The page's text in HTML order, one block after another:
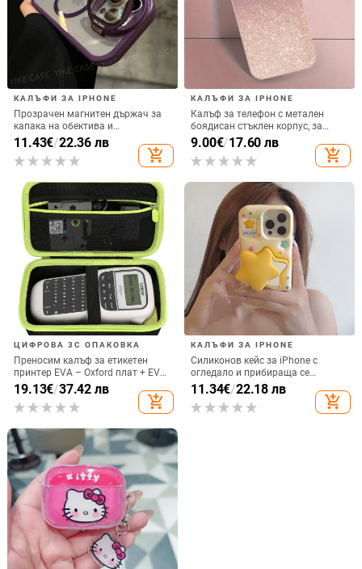
КАЛЪФИ ЗА IPHONE
Прозрачен магнитен държач за
капака на обектива и
удароустойчив твърд калъф за
iPhone 17 Pro Max
11.43€/22.36 лв
add_shopping_cart
КАЛЪФИ ЗА IPHONE
Калъф за телефон с метален
боядисан стъклен корпус, за
iPhone 11–14 Pro Max,
охлаждане, модел YK263
9.00€/17.60 лв
add_shopping_cart
ЦИФРОВА 3C ОПАКОВКА
Преносим калъф за етикетен
принтер EVA – Oxford плат + EVA,
горещо пресовано EVA и шиене,
товароподемност 10 кг
19.13€/37.42 лв
add_shopping_cart
КАЛЪФИ ЗА IPHONE
Силиконов кейс за iPhone с
огледало и прибираща се
подвижна стойка в дизайн на
петолъчка, съвместим с iPhone
13–17 Pro/Max
11.34€/22.18 лв
add_shopping_cart